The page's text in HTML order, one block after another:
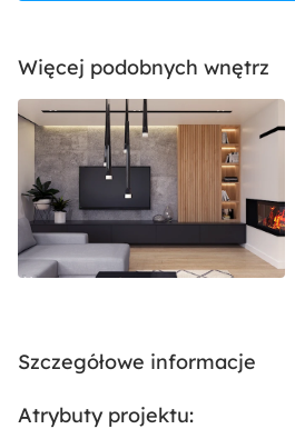
Więcej podobnych wnętrz
Szczegółowe informacje
Atrybuty projektu: